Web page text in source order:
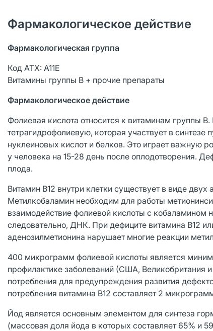
Фармакологическое действие
Фармакологическая группа
Код АТХ: А11Е
Витамины группы В + прочие препараты
Фармакологическое действие
Фолиевая кислота относится к витаминам группы
тетрагидрофолиевую, которая участвует в
нуклеиновых кислот и белков. Это играет важную
у человека на 15-28 день после оплодотворения.
плода.
Витамин В12 внутри клетки существует в виде
Метилкобаламин необходим для работы
взаимодействие фолиевой кислоты с кобаламином
следовательно, ДНК. При дефиците витамина В12
аденозилметионина нарушает многие реакции
400 микрограмм фолиевой кислоты является
профилактике заболеваний (США, Великобритания
потребления для предупреждения развития
потребления витамина В12 составляет 2
Йод является основным элементом для синтеза
(массовая доля йода в которых составляет 65% и